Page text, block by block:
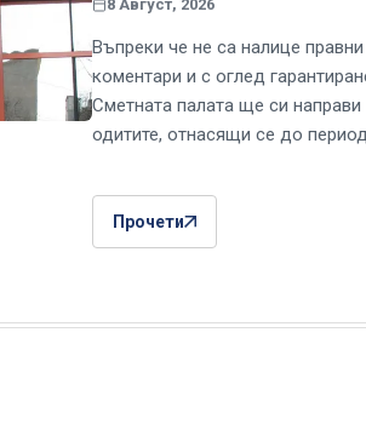
8 Август, 2026
Въпреки че не са налице
коментари и с оглед
Сметната палата ще си
одитите, отнасящи се до
Прочети